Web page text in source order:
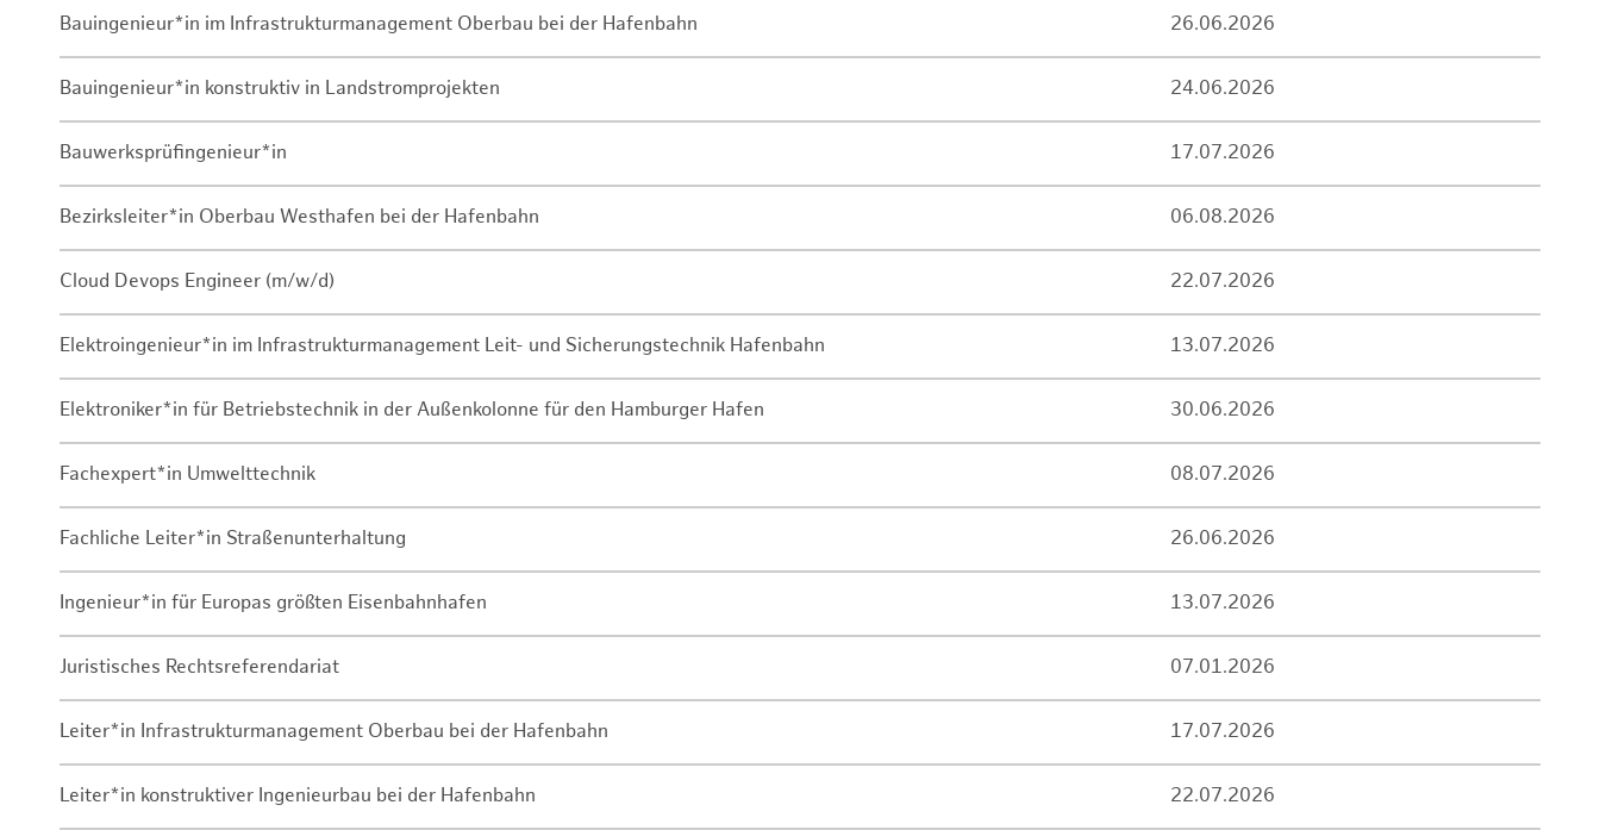
Bauingenieur*in im Infrastrukturmanagement Oberbau bei der Hafenbahn 26.06.2026
Bauingenieur*in konstruktiv in Landstromprojekten 24.06.2026
Bauwerksprüfingenieur*in 17.07.2026
Bezirksleiter*in Oberbau Westhafen bei der Hafenbahn 06.08.2026
Cloud Devops Engineer (m/w/d) 22.07.2026
Elektroingenieur*in im Infrastrukturmanagement Leit- und Sicherungstechnik Hafenbahn 13.07.2026
Elektroniker*in für Betriebstechnik in der Außenkolonne für den Hamburger Hafen 30.06.2026
Fachexpert*in Umwelttechnik 08.07.2026
Fachliche Leiter*in Straßenunterhaltung 26.06.2026
Ingenieur*in für Europas größten Eisenbahnhafen 13.07.2026
Juristisches Rechtsreferendariat 07.01.2026
Leiter*in Infrastrukturmanagement Oberbau bei der Hafenbahn 17.07.2026
Leiter*in konstruktiver Ingenieurbau bei der Hafenbahn 22.07.2026